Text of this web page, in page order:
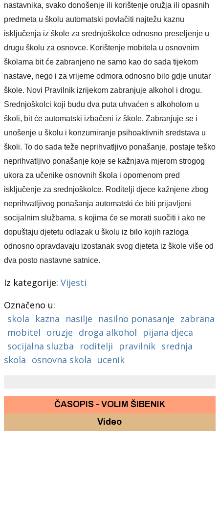
nastavnika, svako donošenje ili korištenje oružja ili opasnih
predmeta u škol u automatski povlačiti najtežu kaznu
isključenja iz škole za srednjoškolce odnosnopreseljenje u
drugu školu za osnovce. Korištenje mobitela u osnovnim
školama bit će zabranjenone samo kao do sada tijekom
nastave, nego i za vrijeme odmora odnosno bilo gdje unutar
škole. Novi Pravilnik izrijekom zabranjuje alkohol i drogu.
Srednjoškolci koji budu dva puta uhvaćen s alkoholom u
školi, bit će automatski izbačeni iz škole. Zabranjuje se i
unošenje u školu i konzumiranje psihoaktivnih sredstava u
školi. To do sada teže neprihvatljivo ponašanje, postaje teško
neprihvatljivo ponašanje koje se kažnjava mjerom strogog
ukora za učenike osnovnih škola i opomenom pred
isključenje za srednjoškolce. Roditelji djece kažnjene zbog
neprihvatljivog ponašanja automatski će biti prijavljeni
socijalnim službama, s kojima će se morati suočiti i ako ne
dopuštaju djetetu odlazak u školu iz bilo kojih razloga
odnosno opravdavaju izostanak svog djeteta iz škole više od
dva posto nastavne satnice.
Iz kategorije: Vijesti
Označeno u:
skola
kazna nasilje nasilno ponasanje zabrana
mobitel oruzje droga alkohol
pijana djeca
socijalna sluzba
roditelji pravilnik srednja
skola osnovna skola ucenik
ČASOPIS - VOLIM ŠIBENIK
Video